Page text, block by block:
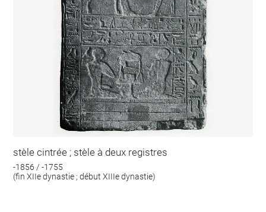
stèle cintrée ; stèle à deux registres
-1856 / -1755
(fin XIIe dynastie ; début XIIIe dynastie)